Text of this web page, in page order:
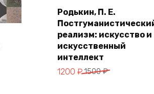
В корзину
Родькин, П. Е.
реализм: искусство и
искусственный
интеллект
1500₽
Первоначальная
1200 ₽
Текущая